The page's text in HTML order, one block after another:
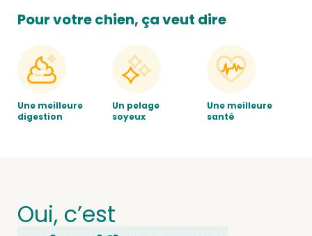
Pour votre chien, ça veut dire
Une meilleure
digestion
Un pelage
soyeux
Une meilleure
santé
Oui, c’est